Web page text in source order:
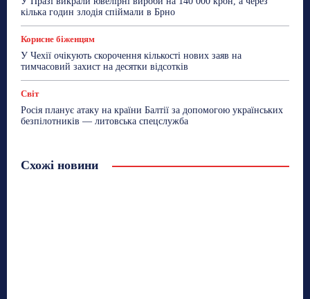
кілька годин злодія спіймали в Брно
Корисне біженцям
У Чехії очікують скорочення кількості нових заяв на
тимчасовий захист на десятки відсотків
Світ
Росія планує атаку на країни Балтії за допомогою українських
безпілотників — литовська спецслужба
Схожі новини